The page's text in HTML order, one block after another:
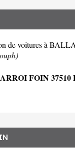
de voitures à
FOIN